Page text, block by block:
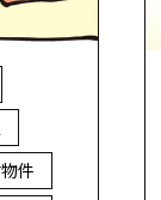
件